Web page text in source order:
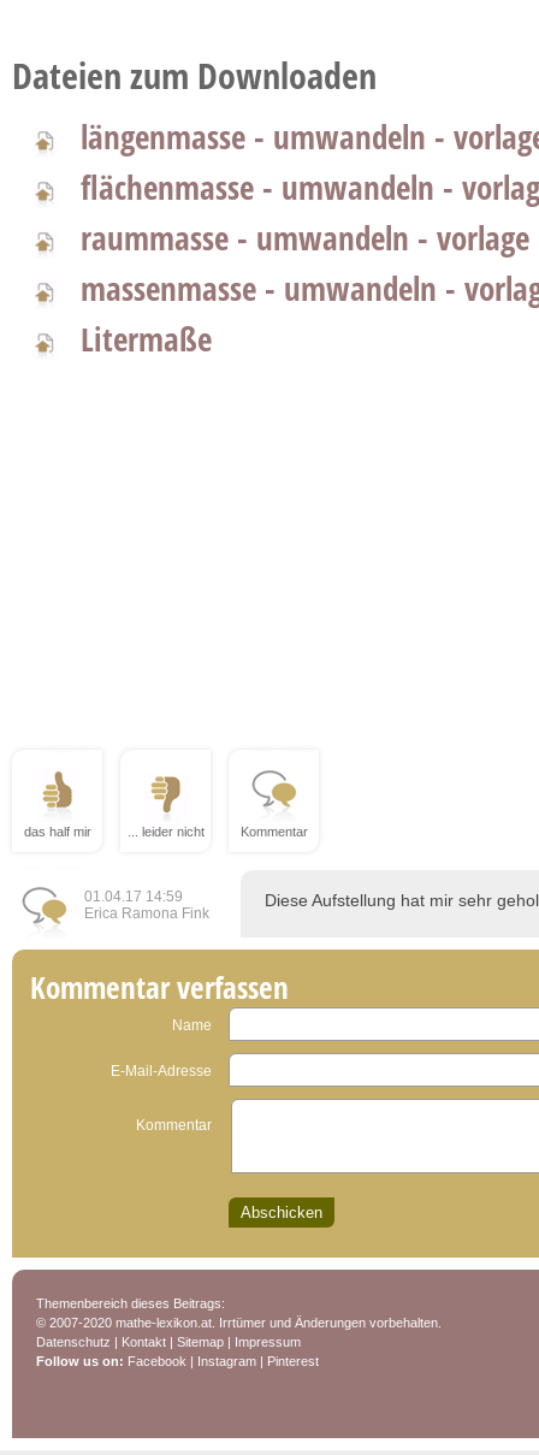
Dateien zum Downloaden
längenmasse - umwandeln -
flächenmasse - umwandeln -
raummasse - umwandeln - vorlage
massenmasse - umwandeln -
Litermaße
das half mir ... leider nicht Kommentar
01.04.17 14:59
Erica Ramona Fink
Diese Aufstellung hat mir sehr
Kommentar verfassen
Name
E-Mail-Adresse
Kommentar
Themenbereich dieses Beitrags:
© 2007-2020 mathe-lexikon.at. Irrtümer und Änderungen vorbehalten.
Datenschutz | Kontakt | Sitemap | Impressum
Follow us on: Facebook | Instagram | Pinterest